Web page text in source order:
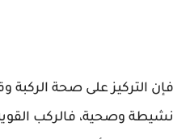
فإن التركيز على صحة الركبة
نشيطة وصحية، فالركب